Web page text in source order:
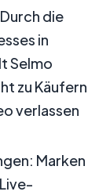
die
in
Selmo
zu Käufern
verlassen
Marken